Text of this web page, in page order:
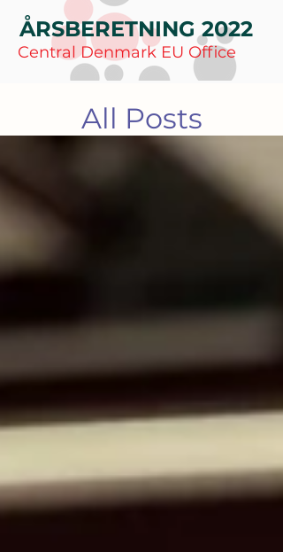
ÅRSBERETNING 2022
Central Denmark EU Office
All Posts